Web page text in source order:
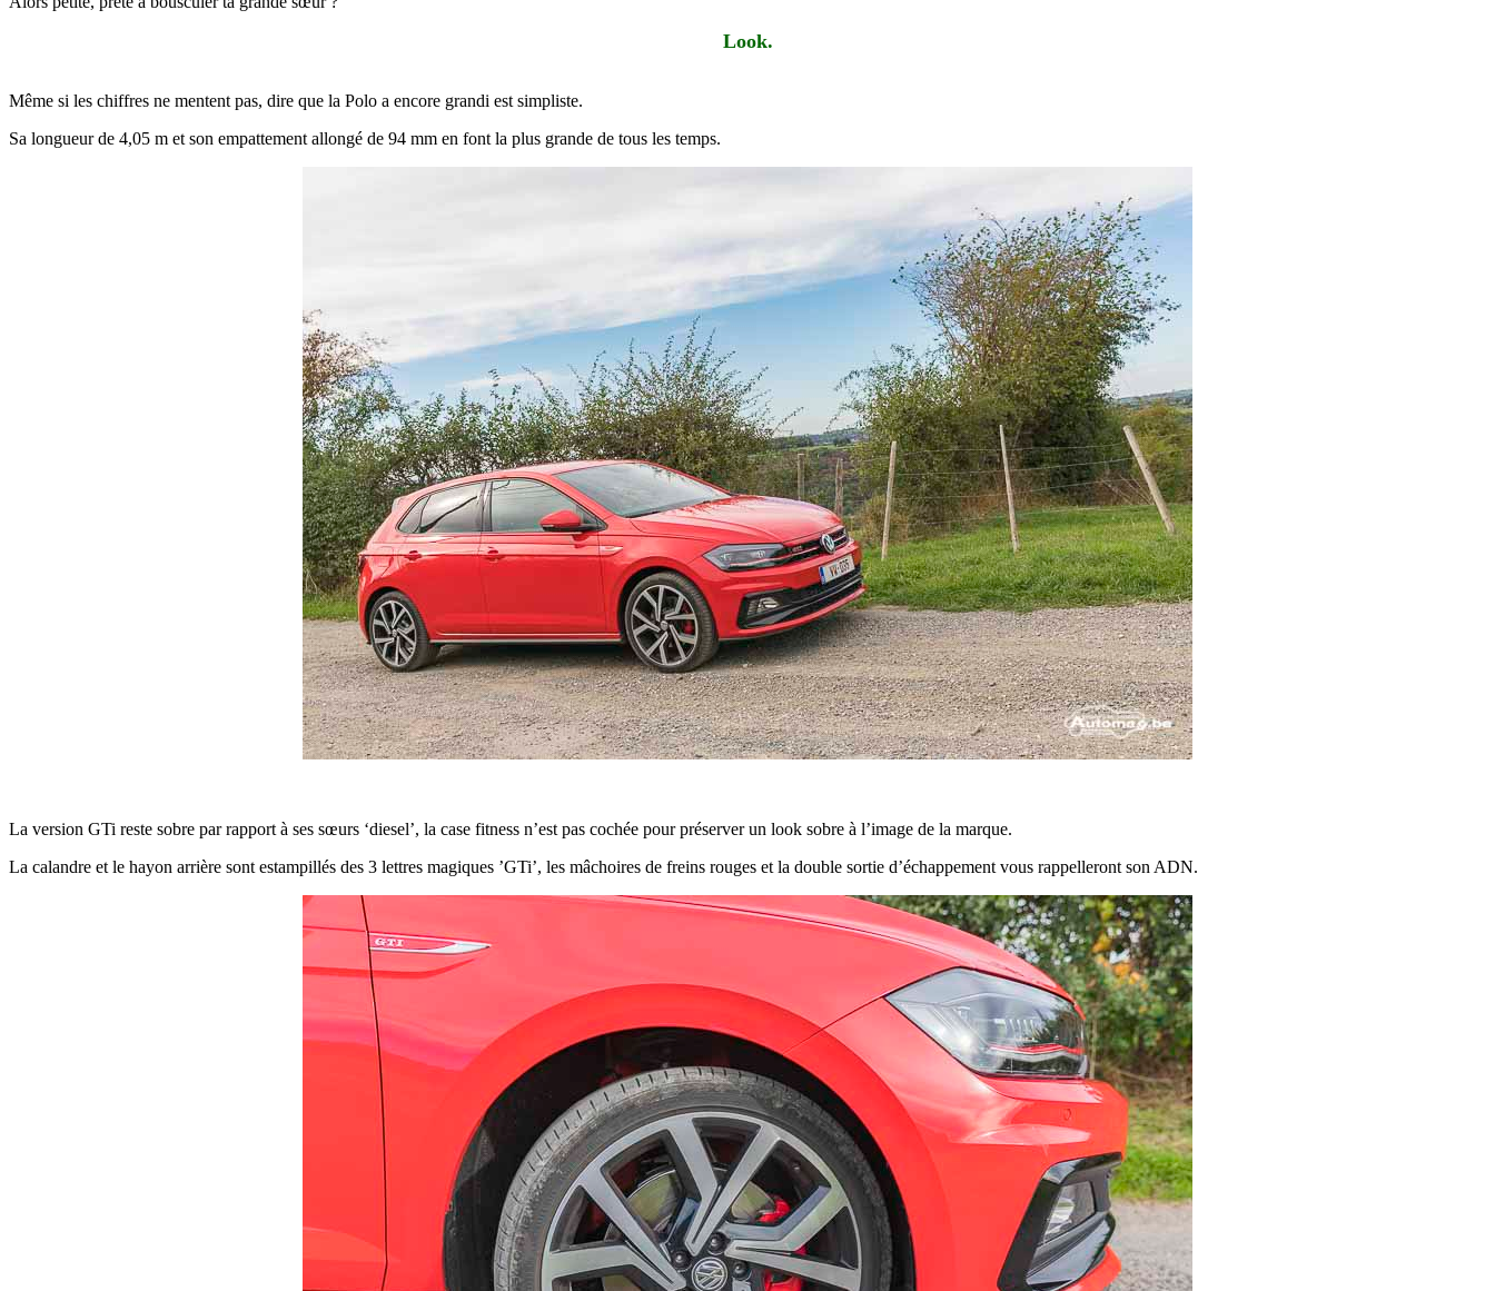
Look.
Même si les chiffres ne mentent pas, dire que la Polo a encore grandi est simpliste.
Sa longueur de 4,05 m et son empattement allongé de 94 mm en font la plus grande de tous les temps.
La version GTi reste sobre par rapport à ses sœurs ‘diesel’, la case fitness n’est pas cochée pour préserver un look sobre à l’image de la marque.
La calandre et le hayon arrière sont estampillés des 3 lettres magiques ’GTi’, les mâchoires de freins rouges et la double sortie d’échappement vous rappelleront son ADN.